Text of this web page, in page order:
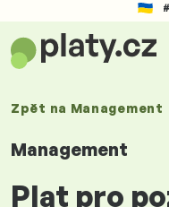
Zpět na Management
Management
Plat pro